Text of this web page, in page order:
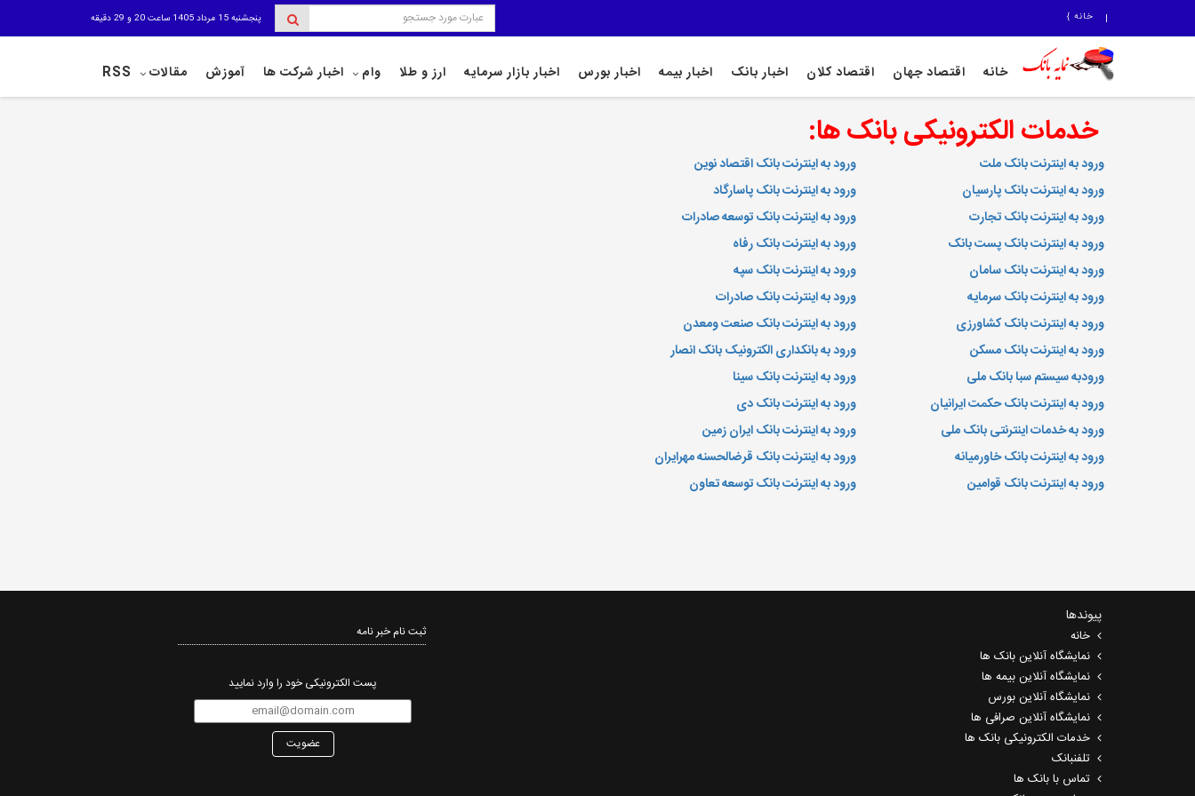
خانه } پنجشنبه 15 مرداد 1405 ساعت 20 و 29 دقیقه
خانه اقتصاد جهان اقتصاد کلان اخبار بانک اخبار بیمه اخبار بورس اخبار بازار سرمایه ارز و طلا وام اخبار شرکت ها آموزش مقالات RSS
خدمات الکترونیکی بانک ها:
ورود به اینترنت بانک ملت
ورود به اینترنت بانک اقتصاد نوین
ورود به اینترنت بانک پارسیان
ورود به اینترنت بانک پاسارگاد
ورود به اینترنت بانک تجارت
ورود به اینترنت بانک توسعه صادرات
ورود به اینترنت بانک پست بانک
ورود به اینترنت بانک رفاه
ورود به اینترنت بانک سامان
ورود به اینترنت بانک سپه
ورود به اینترنت بانک سرمایه
ورود به اینترنت بانک صادرات
ورود به اینترنت بانک کشاورزی
ورود به اینترنت بانک صنعت ومعدن
ورود به اینترنت بانک مسکن
ورود به بانکداری الکترونیک بانک انصار
ورودبه سیستم سبا بانک ملی
ورود به اینترنت بانک سینا
ورود به اینترنت بانک حکمت ایرانیان
ورود به اینترنت بانک دی
ورود به خدمات اینترنتی بانک ملی
ورود به اینترنت بانک ایران زمین
ورود به اینترنت بانک خاورمیانه
ورود به اینترنت بانک قرض­الحسنه مهرایران
ورود به اینترنت بانک قوامین
ورود به اینترنت بانک توسعه تعاون
پیوندها
خانه
نمایشگاه آنلاین بانک ها
نمایشگاه آنلاین بیمه ها
نمایشگاه آنلاین بورس
نمایشگاه آنلاین صرافی ها
خدمات الکترونیکی بانک ها
تلفنبانک
تماس با بانک ها
ثبت نام خبر نامه‌
پست الکترونیکی خود را وارد نمایید
عضویت